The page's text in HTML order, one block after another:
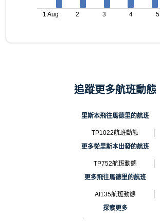
1 Aug 2 3 4 5
追蹤更多航班動態
里斯本飛往馬德里的航班
TP1022航班動態
更多從里斯本出發的航班
TP752航班動態
更多飛往馬德里的航班
AI135航班動態
探索更多